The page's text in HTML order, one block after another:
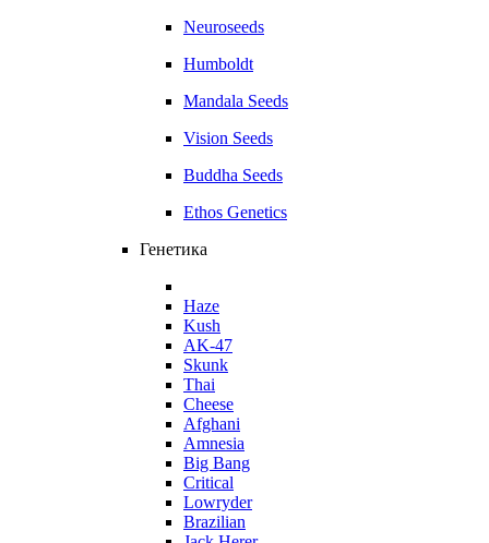
Neuroseeds
Humboldt
Mandala Seeds
Vision Seeds
Buddha Seeds
Ethos Genetics
Генетика
Haze
Kush
AK-47
Skunk
Thai
Cheese
Afghani
Amnesia
Big Bang
Critical
Lowryder
Brazilian